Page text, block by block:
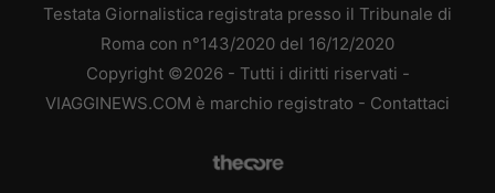
Testata Giornalistica registrata presso il Tribunale di
Roma con n°143/2020 del 16/12/2020
Copyright ©2026 - Tutti i diritti riservati -
VIAGGINEWS.COM è marchio registrato - Contattaci